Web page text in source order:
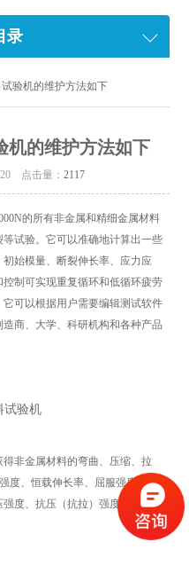
录
验机的维护方法如下
机的维护方法如下
点击量： 2117
的所有非金属和精细金属材料
试验。它可以准确地计算出一些
始模量、断裂伸长率、应力应
制可实现重复循环和低循环疲劳
可以根据用户需要编辑测试软件
商、大学、科研机构和各种产品
非金属材料的弯曲、压缩、拉
度、恒载伸长率、屈服强度等。金
度、抗压（抗拉）强度、伸长率